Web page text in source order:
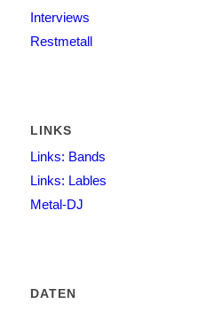
Interviews
Restmetall
LINKS
Links: Bands
Links: Lables
Metal-DJ
DATEN